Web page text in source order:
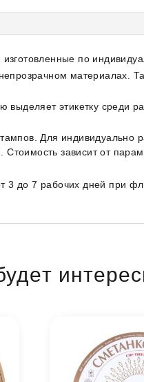
по
материалах.
этикетку среди
Для индивидуально
зависит от
3 до 7 рабочих дней при